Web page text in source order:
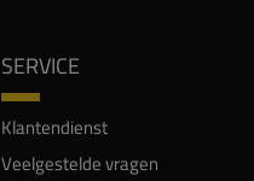
SERVICE
Klantendienst
Veelgestelde vragen